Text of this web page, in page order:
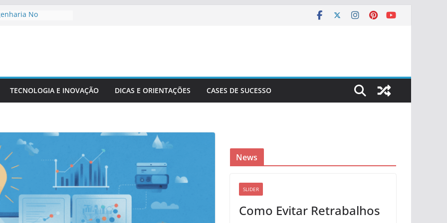
No
Ambiente:
Desenvolvimento
Civil Na
Aplicadas
TECNOLOGIA E INOVAÇÃO DICAS E ORIENTAÇÕES CASES DE SUCESSO
News
SLIDER
Como Evitar Retrabalhos